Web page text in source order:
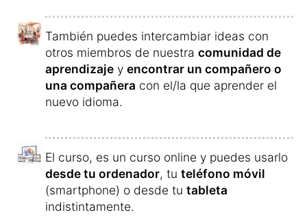
Pida su curso indonesio y póngase en
marcha »
Estadísticas sobre el aprendizaje del
indonesio, tendencias y gráficas
¿Por qué aprenden los estudiantes el